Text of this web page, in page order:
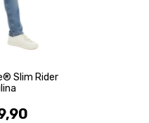
Slim Rider